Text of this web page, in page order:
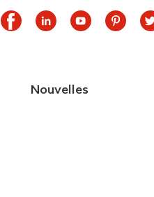
Nouvelles